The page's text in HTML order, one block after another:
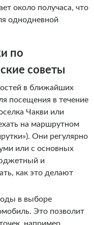
около получаса, что
однодневной
по
советы
в ближайших
посещения в течение
Чакви или
на маршрутном
Они регулярно
или с основных
и
как это делают
в выборе
Это позволит
например,